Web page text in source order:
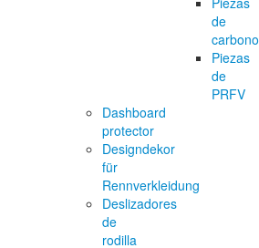
de
carbono
Piezas
de
PRFV
Dashboard
protector
Designdekor
für
Rennverkleidung
Deslizadores
de
rodilla